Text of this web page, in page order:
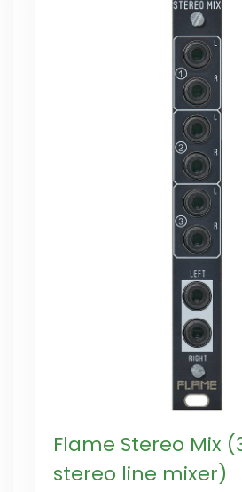
Flame Stereo Mix
stereo line mixer)